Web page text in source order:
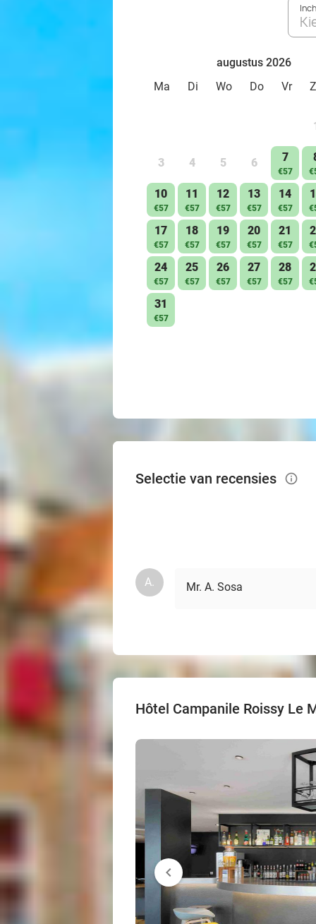
augustus 2026
Ma
Di Wo Do Vr
3 4 5 6 7
€57
10
€57
11
€57
12
€57
13
€57
14
€57
17
€57
18
€57
19
€57
20
€57
21
€57
24
€57
25
€57
26
€57
27
€57
28
€57
31
€57
Selectie van recensies info_outlined
A. Mr. A. Sosa
Hôtel Campanile Roissy Le
chevron_left